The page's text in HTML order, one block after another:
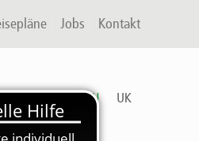
Jobs Kontakt
UK